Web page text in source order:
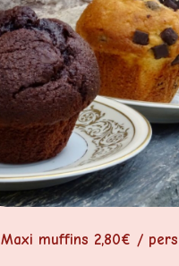
Maxi muffins 2,80€ / pers